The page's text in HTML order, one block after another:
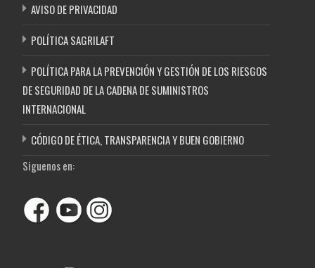
AVISO DE PRIVACIDAD
POLÍTICA SAGRILAFT
POLÍTICA PARA LA PREVENCIÓN Y GESTIÓN DE LOS RIESGOS
DE SEGURIDAD DE LA CADENA DE SUMINISTROS
INTERNACIONAL
CÓDIGO DE ÉTICA, TRANSPARENCIA Y BUEN GOBIERNO
Siguenos en: